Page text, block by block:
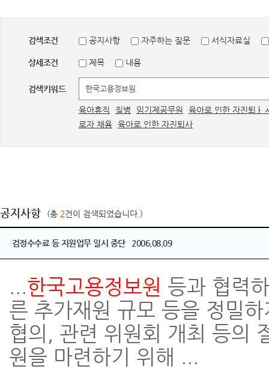
검색조건 공지사항 자주하는 질문 서식자료실
상세조건 제목 내용
검색키워드
육아휴직 질병 임기제공무원
육아로 인한 자진퇴ㅏ
로자 채용 육아로 인한 자진퇴사
공지사항 (총 2건이 검색되었습니다.)
검정수수료 등 지원업무 일시 중단 2006.08.09
...한국고용정보원 등과 협력
른 추가재원 규모 등을 정밀
협의, 관련 위원회 개최 등의
원을 마련하기 위해 ...